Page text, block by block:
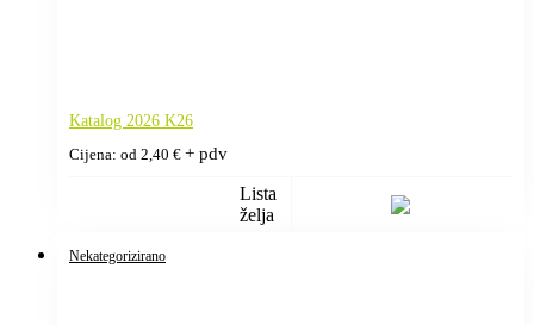
Katalog 2026 K26
Cijena: od 2,40 € + pdv
Lista
želja
Nekategorizirano